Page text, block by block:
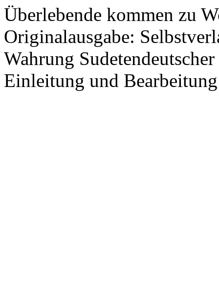
Überlebende kommen zu
Originalausgabe:
Wahrung
Einleitung und